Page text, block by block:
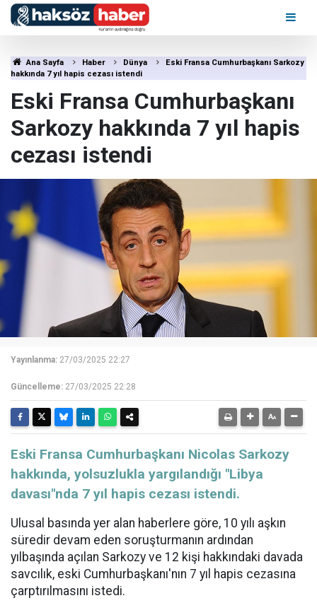
Ana Sayfa Haber Dünya
Eski Fransa Cumhurbaşkanı Sarkozy
hakkında 7 yıl hapis cezası istendi
Eski Fransa Cumhurbaşkanı
Sarkozy hakkında 7 yıl hapis
cezası istendi
Yayınlanma: 27/03/2025 22:27
Güncelleme: 27/03/2025 22:28
​​​​​​​Eski Fransa Cumhurbaşkanı Nicolas Sarkozy
hakkında, yolsuzlukla yargılandığı "Libya
davası"nda 7 yıl hapis cezası istendi.
Ulusal basında yer alan haberlere göre, 10 yılı aşkın
süredir devam eden soruşturmanın ardından
yılbaşında açılan Sarkozy ve 12 kişi hakkındaki davada
savcılık, eski Cumhurbaşkanı'nın 7 yıl hapis cezasına
çarptırılmasını istedi.